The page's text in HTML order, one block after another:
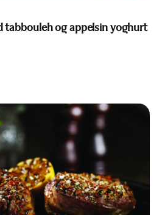
tabbouleh og appelsin yoghurt